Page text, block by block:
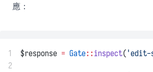
應：
1 $response = Gate::inspect( 'edit-
2